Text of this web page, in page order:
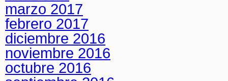
marzo 2017
febrero 2017
diciembre 2016
noviembre 2016
octubre 2016